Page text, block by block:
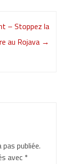
– Stoppez la
au Rojava →
publiée.
avec *